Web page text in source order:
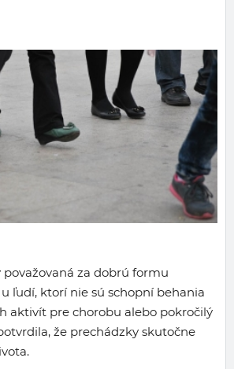
považovaná za dobrú formu
ľudí, ktorí nie sú schopní behania
aktivít pre chorobu alebo pokročilý
že prechádzky skutočne